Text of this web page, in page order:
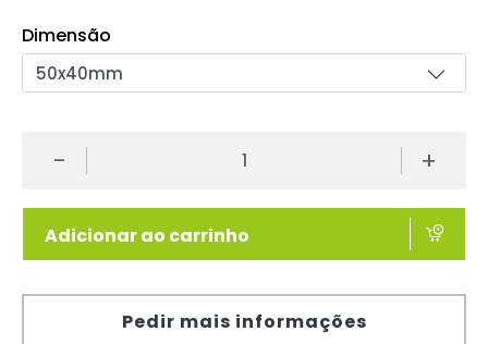
Dimensão
- +
Adicionar ao carrinho
Pedir mais informações